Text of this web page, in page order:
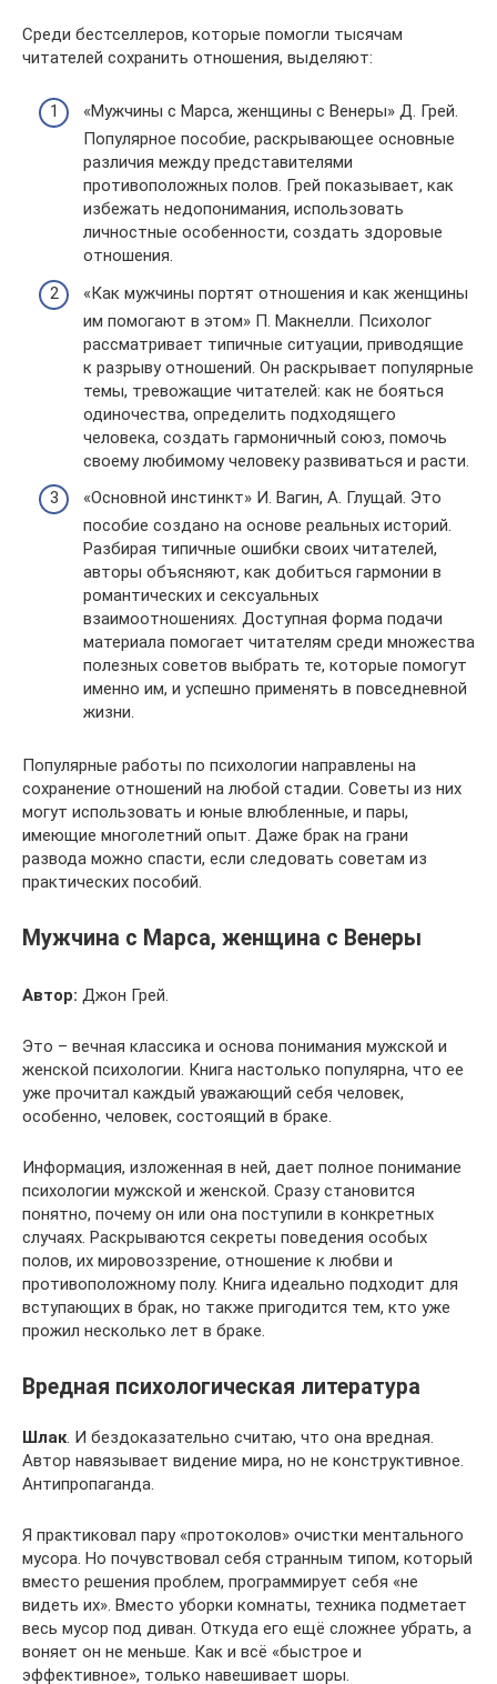
Среди бестселлеров, которые помогли тысячам
читателей сохранить отношения, выделяют:
«Мужчины с Марса, женщины с Венеры» Д. Грей.
Популярное пособие, раскрывающее основные
различия между представителями
противоположных полов. Грей показывает, как
избежать недопонимания, использовать
личностные особенности, создать здоровые
отношения.
«Как мужчины портят отношения и как женщины
им помогают в этом» П. Макнелли. Психолог
рассматривает типичные ситуации, приводящие
к разрыву отношений. Он раскрывает популярные
темы, тревожащие читателей: как не бояться
одиночества, определить подходящего
человека, создать гармоничный союз, помочь
своему любимому человеку развиваться и расти.
«Основной инстинкт» И. Вагин, А. Глущай. Это
пособие создано на основе реальных историй.
Разбирая типичные ошибки своих читателей,
авторы объясняют, как добиться гармонии в
романтических и сексуальных
взаимоотношениях. Доступная форма подачи
материала помогает читателям среди множества
полезных советов выбрать те, которые помогут
именно им, и успешно применять в повседневной
жизни.
Популярные работы по психологии направлены на
сохранение отношений на любой стадии. Советы из них
могут использовать и юные влюбленные, и пары,
имеющие многолетний опыт. Даже брак на грани
развода можно спасти, если следовать советам из
практических пособий.
Мужчина с Марса, женщина с Венеры
Автор: Джон Грей.
Это – вечная классика и основа понимания мужской и
женской психологии. Книга настолько популярна, что ее
уже прочитал каждый уважающий себя человек,
особенно, человек, состоящий в браке.
Информация, изложенная в ней, дает полное понимание
психологии мужской и женской. Сразу становится
понятно, почему он или она поступили в конкретных
случаях. Раскрываются секреты поведения особых
полов, их мировоззрение, отношение к любви и
противоположному полу. Книга идеально подходит для
вступающих в брак, но также пригодится тем, кто уже
прожил несколько лет в браке.
Вредная психологическая литература
Шлак. И бездоказательно считаю, что она вредная.
Автор навязывает видение мира, но не конструктивное.
Антипропаганда.
Я практиковал пару «протоколов» очистки ментального
мусора. Но почувствовал себя странным типом, который
вместо решения проблем, программирует себя «не
видеть их». Вместо уборки комнаты, техника подметает
весь мусор под диван. Откуда его ещё сложнее убрать, а
воняет он не меньше. Как и всё «быстрое и
эффективное», только навешивает шоры.